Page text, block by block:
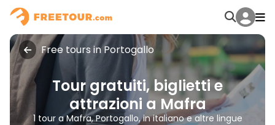
Free tours in Portogallo
Tour gratuiti, biglietti e
attrazioni a Mafra
1 tour a Mafra, Portogallo, in italiano e altre lingue